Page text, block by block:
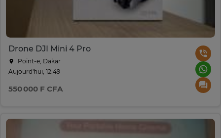
Drone DJI Mini 4 Pro
Point-e, Dakar
Aujourd'hui, 12:49
550 000 F CFA